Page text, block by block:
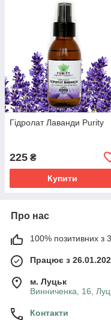
Гідролат Лаванди Purity
225 ₴
Купити
Про нас
100% позитивних з
Працює з
м. Луцьк
Винниченка, 16,
Контакти